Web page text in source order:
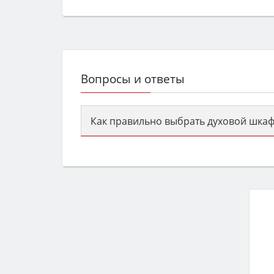
Вопросы и ответы
Как правильно выбрать духовой
семьи, класс энергопотребления не